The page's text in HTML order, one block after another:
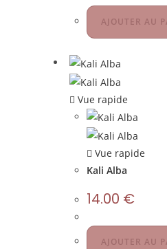
AJOUTER AU
Vue rapide
Vue rapide
Kali Alba
14.00 €
AJOUTER AU